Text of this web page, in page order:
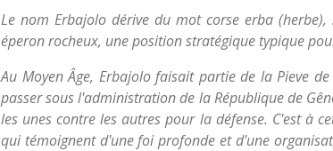
Le nom Erbajolo dérive du mot corse erba
éperon rocheux, une position stratégique typique
Au Moyen Âge, Erbajolo faisait partie de la Pieve
passer sous l'administration de la République de
les unes contre les autres pour la défense. C'est à
qui témoignent d'une foi profonde et d'une